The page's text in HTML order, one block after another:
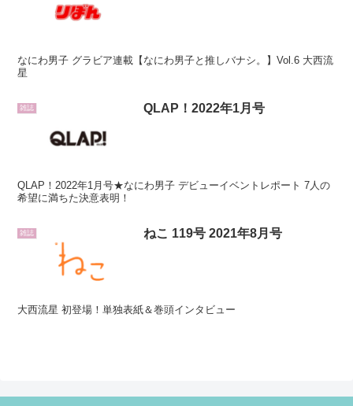
なにわ男子 グラビア連載【なにわ男子と推しバナシ。】Vol.6 大西流
星
雑誌 QLAP！2022年1月号
QLAP！2022年1月号★なにわ男子 デビューイベントレポート 7人の
希望に満ちた決意表明！
雑誌 ねこ 119号 2021年8月号
大西流星 初登場！単独表紙＆巻頭インタビュー